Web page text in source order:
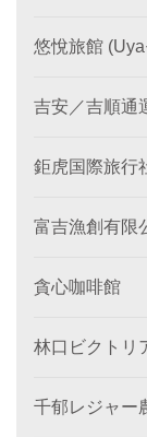
悠悅旅館
吉安／吉順通
鉅虎国際旅行
富吉漁創有限
貪心咖啡館
林口ビクトリ
千郁レジャー